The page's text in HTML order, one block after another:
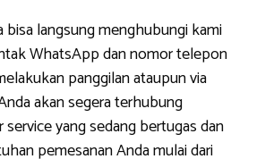
bisa langsung menghubungi kami
WhatsApp dan nomor telepon
panggilan ataupun via
akan segera terhubung
yang sedang bertugas dan
pemesanan Anda mulai dari